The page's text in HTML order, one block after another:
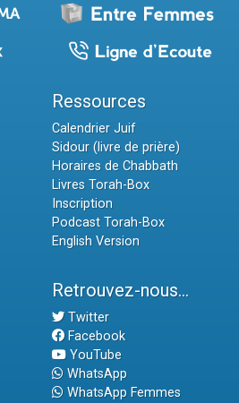
Ressources
Calendrier Juif
Sidour (livre de prière)
Horaires de Chabbath
Livres Torah-Box
Inscription
Podcast Torah-Box
English Version
Retrouvez-nous...
Twitter
Facebook
YouTube
WhatsApp
WhatsApp Femmes